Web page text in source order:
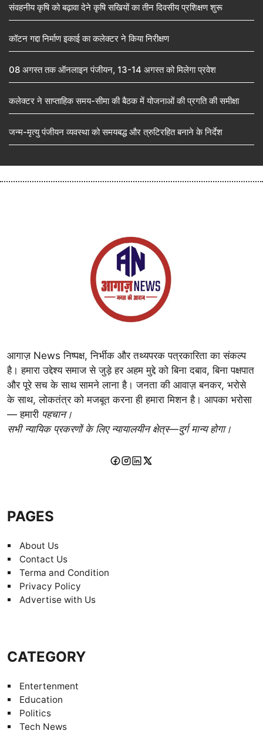
संवहनीय कृषि को बढ़ावा देने कृषि सखियों का तीन दिवसीय प्रशिक्षण शुरू
कॉटन गद्दा निर्माण इकाई का कलेक्टर ने किया निरीक्षण
08 अगस्त तक ऑनलाइन पंजीयन, 13-14 अगस्त को मिलेगा प्रवेश
कलेक्टर ने साप्ताहिक समय-सीमा की बैठक में योजनाओं की प्रगति की समीक्षा
जन्म-मृत्यु पंजीयन व्यवस्था को समयबद्ध और त्रुटिरहित बनाने के निर्देश
आगाज़ News निष्पक्ष, निर्भीक और तथ्यपरक पत्रकारिता का संकल्प
है। हमारा उद्देश्य समाज से जुड़े हर अहम मुद्दे को बिना दबाव, बिना पक्षपात
और पूरे सच के साथ सामने लाना है। जनता की आवाज़ बनकर, भरोसे
के साथ, लोकतंत्र को मजबूत करना ही हमारा मिशन है। आपका भरोसा
— हमारी पहचान।
सभी न्यायिक प्रकरणों के लिए न्यायालयीन क्षेत्र—दुर्ग मान्य होगा।
PAGES
About Us
Contact Us
Terma and Condition
Privacy Policy
Advertise with Us
CATEGORY
Entertenment
Education
Politics
Tech News